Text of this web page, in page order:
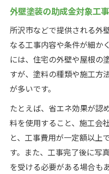
外壁塗装の助成金対象工
所沢市などで提供される外
なる工事内容や条件が細か
には、住宅の外壁や屋根の
すが、塗料の種類や施工方
が多いです。
たとえば、省エネ効果が認
料を使用すること、施工会
と、工事費用が一定額以上
す。また、工事完了後に写
を受ける必要がある場合も